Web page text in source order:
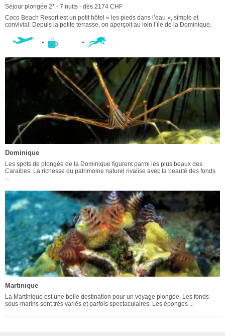
Séjour plongée 2* - 7 nuits - dès 2174 CHF
Coco Beach Resort est un petit hôtel « les pieds dans l’eau », simple et
convivial. Depuis la petite terrasse, on aperçoit au loin l’île de la Dominique.
Dominique
Les spots de plongée de la Dominique figurent parmi les plus beaux des
Caraïbes. La richesse du patrimoine naturel rivalise avec la beauté des fonds
Martinique
La Martinique est une belle destination pour un voyage plongée. Les fonds
sous-marins sont très variés et parfois spectaculaires. Les éponges ...